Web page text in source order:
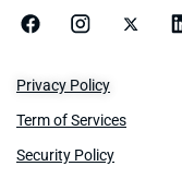
Privacy Policy
Term of Services
Security Policy